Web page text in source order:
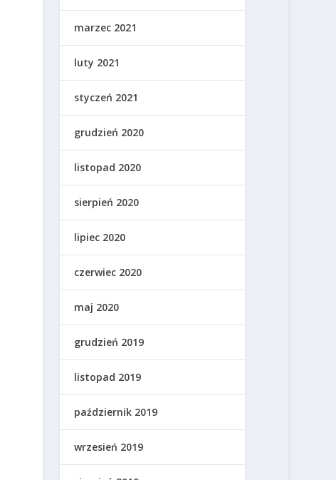
marzec 2021
luty 2021
styczeń 2021
grudzień 2020
listopad 2020
sierpień 2020
lipiec 2020
czerwiec 2020
maj 2020
grudzień 2019
listopad 2019
październik 2019
wrzesień 2019